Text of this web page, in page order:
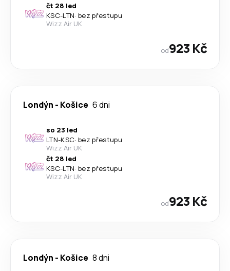
čt 28 led
KSC-LTN· bez přestupu
Wizz Air UK
od923 Kč
Londýn - Košice 6 dni
so 23 led
LTN-KSC· bez přestupu
Wizz Air UK
čt 28 led
KSC-LTN· bez přestupu
Wizz Air UK
od923 Kč
Londýn - Košice 8 dni